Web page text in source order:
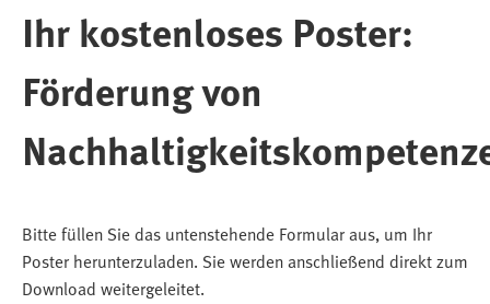
Ihr kostenloses Poster:
Förderung von
Bitte füllen Sie das untenstehende Formular aus, um Ihr
Poster herunterzuladen. Sie werden anschließend direkt zum
Download weitergeleitet.